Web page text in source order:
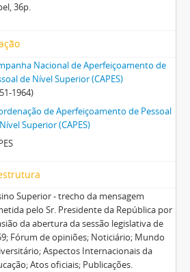
36p.
Nacional de Aperfeiçoamento de
de Nível Superior (CAPES)
1964)
de Aperfeiçoamento de Pessoal
Superior (CAPES)
Superior - trecho da mensagem
pelo Sr. Presidente da República por
da abertura da sessão legislativa de
Fórum de opiniões; Noticiário; Mundo
Aspectos Internacionais da
Atos oficiais; Publicações.